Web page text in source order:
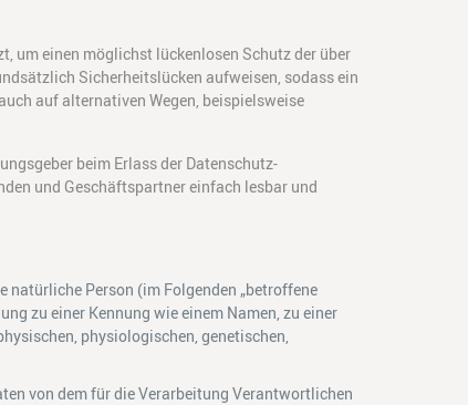
um einen möglichst lückenlosen Schutz der über
Sicherheitslücken aufweisen, sodass ein
auf alternativen Wegen, beispielsweise
beim Erlass der Datenschutz-
und Geschäftspartner einfach lesbar und
Person (im Folgenden „betroffene
zu einer Kennung wie einem Namen, zu einer
physiologischen, genetischen,
von dem für die Verarbeitung Verantwortlichen